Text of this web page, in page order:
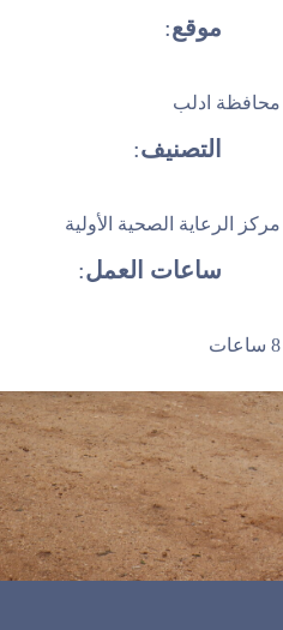
الحملات
مركز الإعلام
تواصل معنا
مركز
الصحية
في مخيم
Facilities
موقع:
محافظة ادلب
التصنيف:
مركز الرعاية الصحية الأولية
ساعات العمل:
8 ساعات